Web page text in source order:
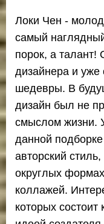
Локи Чен -
самый
порок, а талант!
дизайнера и уже
шедевры. В
дизайн был не
смыслом жизни.
данной
авторский
округлых
коллажей.
которых